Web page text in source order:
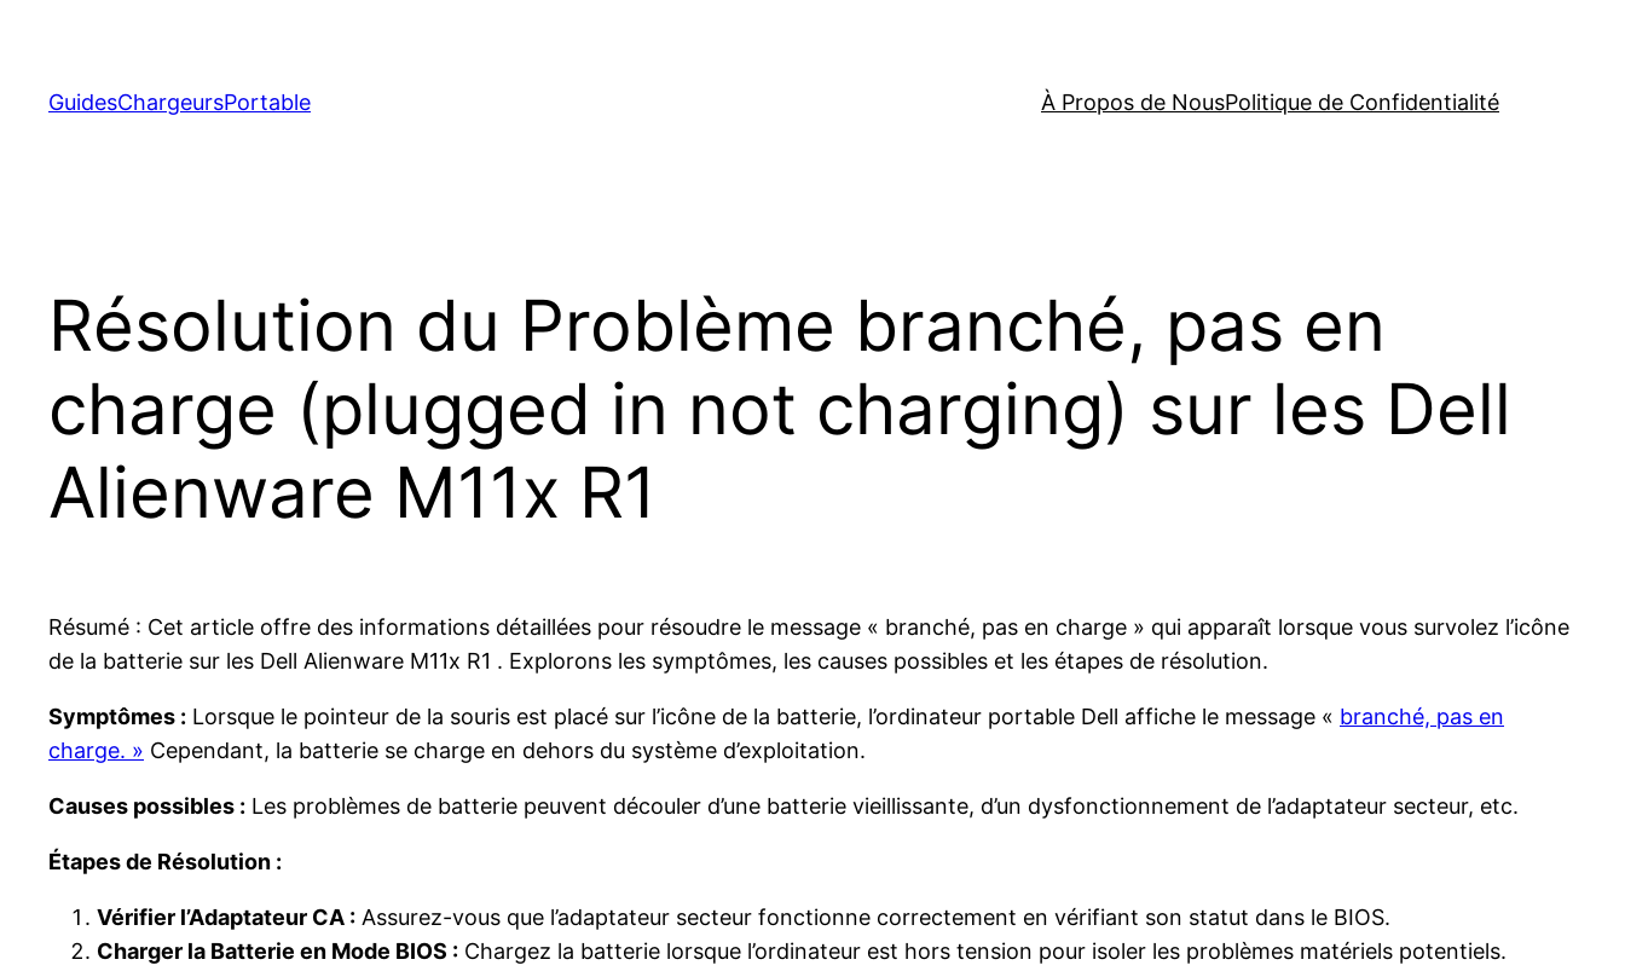
contenu
GuidesChargeursPortable À Propos de NousPolitique de Confidentialité
Résolution du Problème branché, pas en
charge (plugged in not charging) sur les Dell
Alienware M11x R1
Résumé : Cet article offre des informations détaillées pour résoudre le message « branché, pas en charge » qui apparaît lorsque vous survolez l’icône
de la batterie sur les Dell Alienware M11x R1 . Explorons les symptômes, les causes possibles et les étapes de résolution.
Symptômes : Lorsque le pointeur de la souris est placé sur l’icône de la batterie, l’ordinateur portable Dell affiche le message « branché, pas en
charge. » Cependant, la batterie se charge en dehors du système d’exploitation.
Causes possibles : Les problèmes de batterie peuvent découler d’une batterie vieillissante, d’un dysfonctionnement de l’adaptateur secteur, etc.
Étapes de Résolution :
Vérifier l’Adaptateur CA : Assurez-vous que l’adaptateur secteur fonctionne correctement en vérifiant son statut dans le BIOS.
Charger la Batterie en Mode BIOS : Chargez la batterie lorsque l’ordinateur est hors tension pour isoler les problèmes matériels potentiels.